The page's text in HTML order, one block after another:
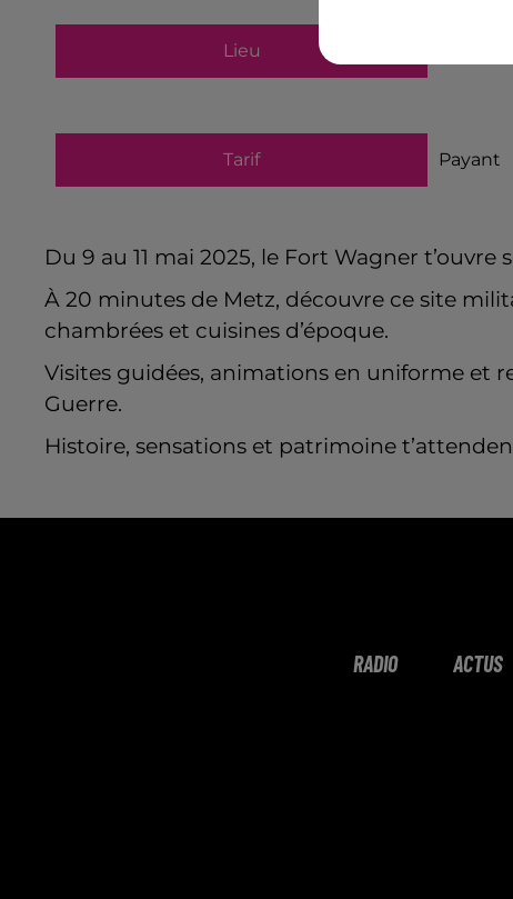
Lieu
Tarif Payant
Du 9 au 11 mai 2025, le Fort Wagner t’ouvre
À 20 minutes de Metz, découvre ce site
chambrées et cuisines d’époque.
Visites guidées, animations en uniforme et
Guerre.
Histoire, sensations et patrimoine
RADIO ACTUS